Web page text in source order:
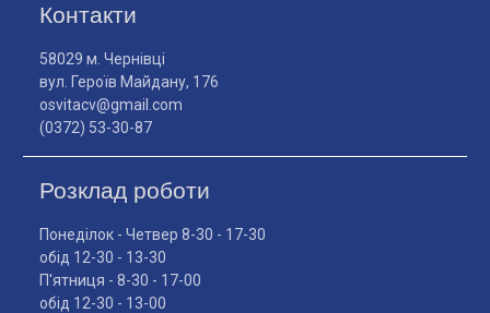
Контакти
58029 м. Чернівці
вул. Героїв Майдану, 176
osvitacv@gmail.com
(0372) 53-30-87
Розклад роботи
Понеділок - Четвер 8-30 - 17-30
обід 12-30 - 13-30
П'ятниця - 8-30 - 17-00
обід 12-30 - 13-00